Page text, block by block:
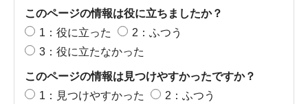
このページの情報は役に立ちましたか？
1：役に立った
2：ふつう
3：役に立たなかった
このページの情報は見つけやすかったですか？
1：見つけやすかった
2：ふつう